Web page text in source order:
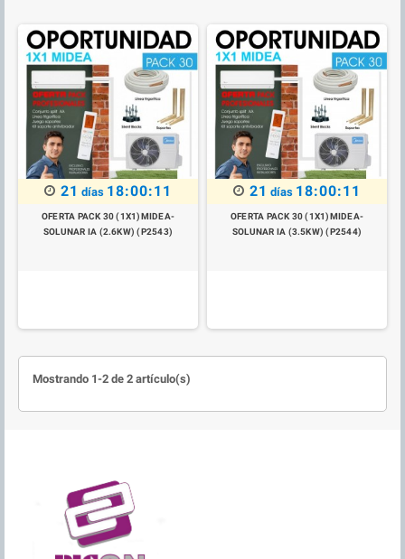
21 días 18:00:11
OFERTA PACK 30 (1X1)MIDEA-
SOLUNAR IA (2.6KW) (P2543)
21 días 18:00:11
OFERTA PACK 30 (1X1)MIDEA-
SOLUNAR IA (3.5KW) (P2544)
Mostrando 1-2 de 2 artículo(s)